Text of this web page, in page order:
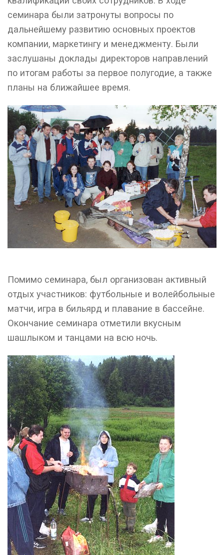
семинара были затронуты вопросы по
дальнейшему развитию основных проектов
компании, маркетингу и менеджменту. Были
заслушаны доклады директоров направлений
по итогам работы за первое полугодие, а также
планы на ближайшее время.
Помимо семинара, был организован активный
отдых участников: футбольные и волейбольные
матчи, игра в бильярд и плавание в бассейне.
Окончание семинара отметили вкусным
шашлыком и танцами на всю ночь.